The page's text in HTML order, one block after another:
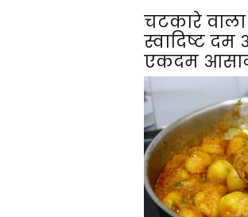
चटकारे
स्वादिष्ट
एकदम